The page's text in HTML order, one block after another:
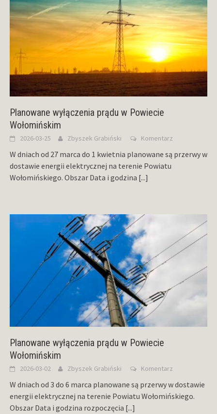
Planowane wyłączenia prądu w Powiecie
Wołomińskim
2026-03-25 Zbyszek Grabiński Komentarz
W dniach od 27 marca do 1 kwietnia planowane są przerwy w
dostawie energii elektrycznej na terenie Powiatu
Wołomińskiego. Obszar Data i godzina [...]
Planowane wyłączenia prądu w Powiecie
Wołomińskim
2026-03-02 Zbyszek Grabiński Komentarz
W dniach od 3 do 6 marca planowane są przerwy w dostawie
energii elektrycznej na terenie Powiatu Wołomińskiego.
Obszar Data i godzina rozpoczęcia [...]